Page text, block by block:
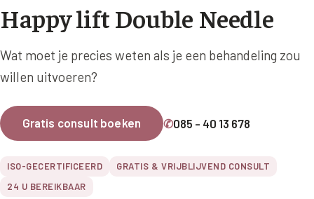
Voorhoofdsrimpels
Wenkbrauwen
Kraaienpootjes
Donkere kringen onder de ogen
Traangoot en wallen
INJECTABLES
Botox / anti-rimpel
Bocouture
Azzalure
Belotero
Ellansé
Profielen
VEROUDERING
Extreme Huidverslapping Profiel
Prijzen
Online boeken
Happy lift Double Needle
Wat moet je precies weten als je een behandeling zou
willen uitvoeren?
Gratis consult boeken ✆085 - 40 13 678
ISO-GECERTIFICEERD
GRATIS & VRIJBLIJVEND CONSULT
24 U BEREIKBAAR